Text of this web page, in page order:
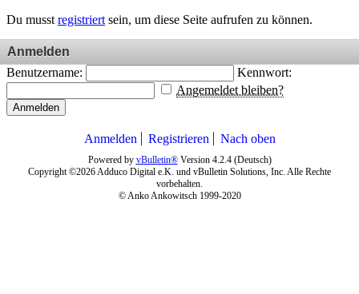
Du musst registriert sein, um diese Seite aufrufen zu können.
Anmelden
Benutzername:
Kennwort:
Angemeldet bleiben?
Anmelden
Anmelden Registrieren Nach oben
Powered by vBulletin®Version 4.2.4 (Deutsch)
Copyright ©2026 Adduco Digital e.K. und vBulletin Solutions, Inc. Alle Rechte
vorbehalten.
© Anko Ankowitsch 1999-2020